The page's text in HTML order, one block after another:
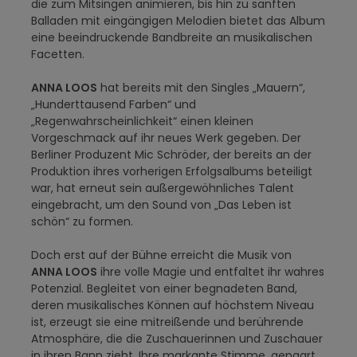
die zum Mitsingen animieren, bis hin zu sanften
Balladen mit eingängigen Melodien bietet das Album
eine beeindruckende Bandbreite an musikalischen
Facetten.
ANNA LOOS hat bereits mit den Singles „Mauern“,
„Hunderttausend Farben“ und
„Regenwahrscheinlichkeit“ einen kleinen
Vorgeschmack auf ihr neues Werk gegeben. Der
Berliner Produzent Mic Schröder, der bereits an der
Produktion ihres vorherigen Erfolgsalbums beteiligt
war, hat erneut sein außergewöhnliches Talent
eingebracht, um den Sound von „Das Leben ist
schön“ zu formen.
Doch erst auf der Bühne erreicht die Musik von
ANNA LOOS ihre volle Magie und entfaltet ihr wahres
Potenzial. Begleitet von einer begnadeten Band,
deren musikalisches Können auf höchstem Niveau
ist, erzeugt sie eine mitreißende und berührende
Atmosphäre, die die Zuschauerinnen und Zuschauer